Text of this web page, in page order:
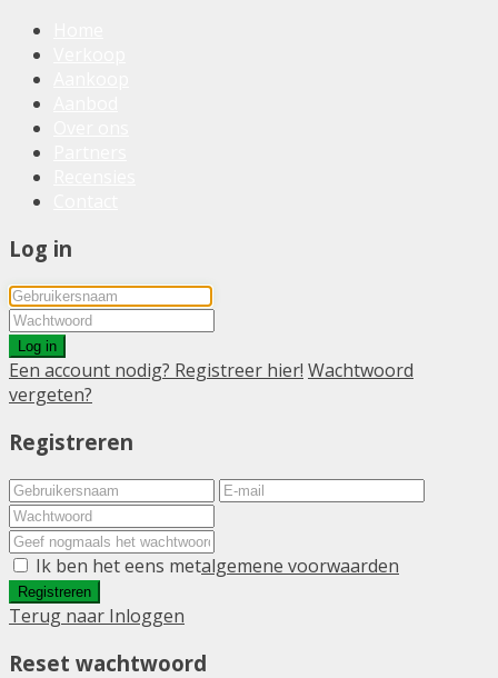
Log in
Log in
Een account nodig? Registreer hier! Wachtwoord
vergeten?
Registreren
Ik ben het eens metalgemene voorwaarden
Registreren
Terug naar Inloggen
Reset wachtwoord